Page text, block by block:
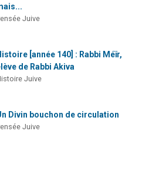
Juive
[année 140] : Rabbi Méïr,
de Rabbi Akiva
Juive
Divin bouchon de circulation
Juive